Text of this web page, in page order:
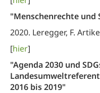
"Menschenrechte und
2020. Leregger, F.
[hier]
"Agenda 2030 und
2016 bis 2019"